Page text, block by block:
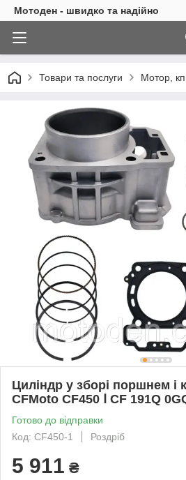
Мотоден - швидко та надійно
Товари та послуги Мотор,
Циліндр у зборі поршнем і
CFMoto CF450 Ⅰ CF 191Q
Готово до відправки
Код: CF450-1
Роздріб
5 911 ₴